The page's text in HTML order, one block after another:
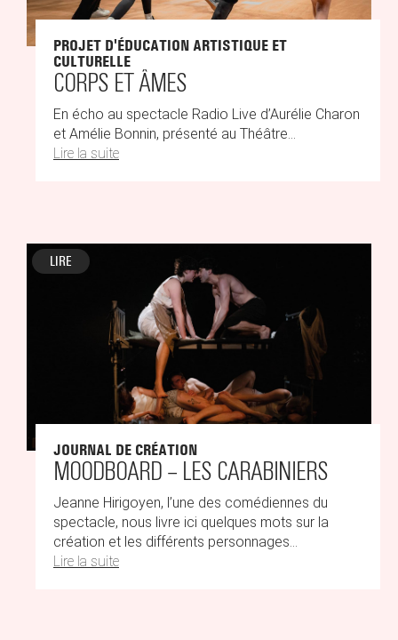
PROJET D'ÉDUCATION ARTISTIQUE ET
CULTURELLE
CORPS ET ÂMES
En écho au spectacle Radio Live d’Aurélie Charon
et Amélie Bonnin, présenté au Théâtre...
Lire la suite
LIRE
JOURNAL DE CRÉATION
MOODBOARD – LES CARABINIERS
Jeanne Hirigoyen, l’une des comédiennes du
spectacle, nous livre ici quelques mots sur la
création et les différents personnages...
Lire la suite